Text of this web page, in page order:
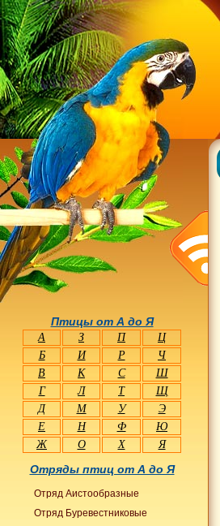
Птицы от А до Я
А З П
Ц
Б
И Р
Ч
В
К С
Ш
Г
Л Т
Щ
Д
М У
Э
Е
Н Ф
Ю
Ж
О Х Я
Отряды птиц от А до Я
Отряд Аистообразные
Отряд Буревестниковые